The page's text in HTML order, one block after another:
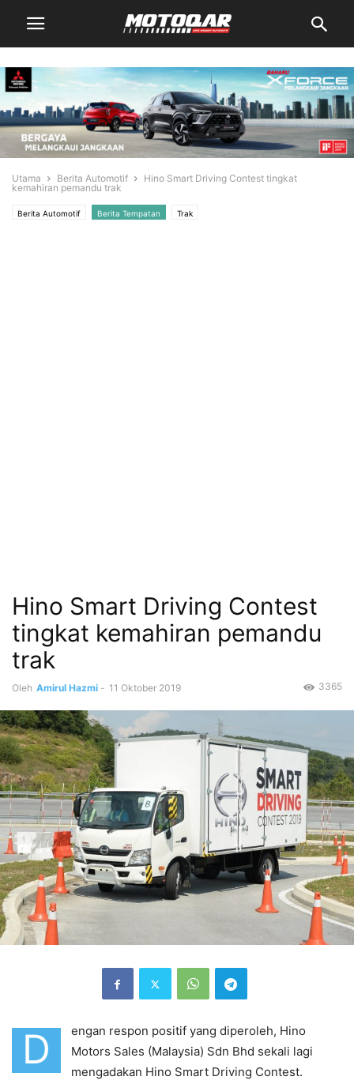
Utama Berita Automotif
Hino Smart Driving Contest tingkat
kemahiran pemandu trak
Berita Automotif Berita Tempatan Trak
Hino Smart Driving Contest
tingkat kemahiran pemandu
trak
Oleh Amirul Hazmi - 11 Oktober 2019 3365
D
engan respon positif yang diperoleh, Hino
Motors Sales (Malaysia) Sdn Bhd sekali lagi
mengadakan Hino Smart Driving Contest.